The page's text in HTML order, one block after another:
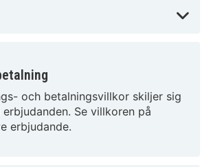
i Ajaccio nära stranden, en fem
Ornano-hamnen. Detta hotell
ligger 4,5 km från Palais Fesch –
Arts och 4,7 km från Musée Fesch.
och betalningsvillkor skiljer sig
Se villkoren på
erbjudande.